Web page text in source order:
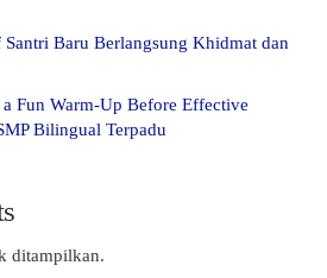
Santri Baru Berlangsung Khidmat dan
Fun Warm-Up Before Effective
Bilingual Terpadu
ditampilkan.